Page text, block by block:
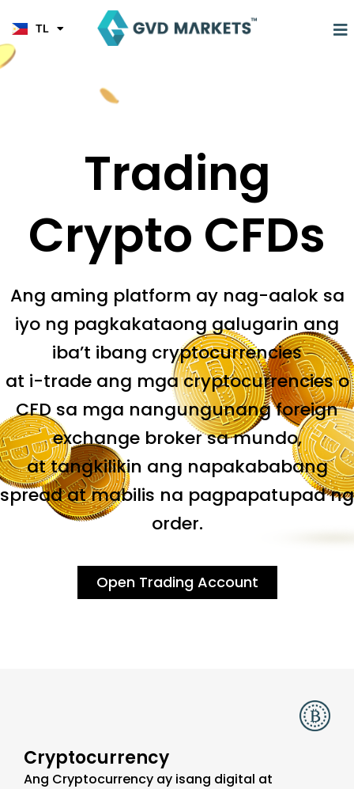
content
TL
HI
Trading
Crypto CFDs
Ang aming platform ay nag-aalok sa
iyo ng pagkakataong galugarin ang
iba’t ibang cryptocurrencies
at i-trade ang mga cryptocurrencies o
CFD sa mga nangungunang foreign
exchange broker sa mundo,
at tangkilikin ang napakababang
spread at mabilis na pagpapatupad ng
order.
Open Trading Account
Cryptocurrency
Ang Cryptocurrency ay isang digital at